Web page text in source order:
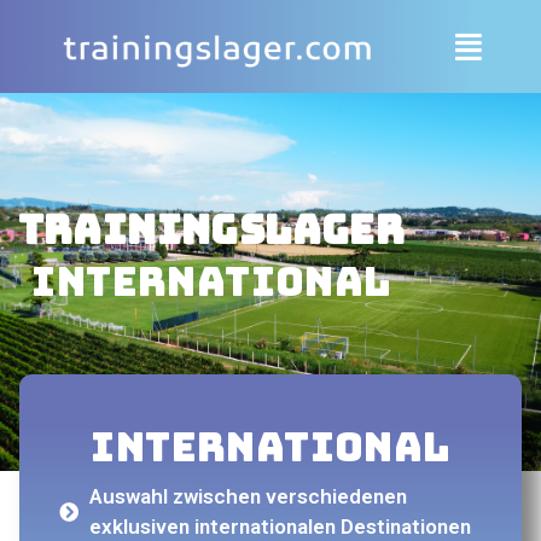
Trainingslager
International
International
Auswahl zwischen verschiedenen
exklusiven internationalen Destinationen